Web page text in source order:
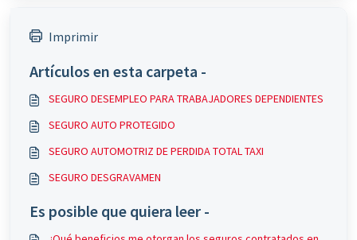
Imprimir
Artículos en esta carpeta -
SEGURO DESEMPLEO PARA TRABAJADORES DEPENDIENTES
SEGURO AUTO PROTEGIDO
SEGURO AUTOMOTRIZ DE PERDIDA TOTAL TAXI
SEGURO DESGRAVAMEN
Es posible que quiera leer -